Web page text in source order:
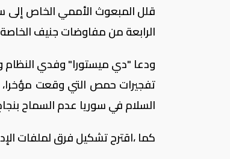
قلل المبعوث الأممي الخاص إلى
الرابعة من مفاوضات جنيف الخاصة
ودعا "دي ميستورا" وفدي
تفجيرات حمص التي وقعت مؤخرا،
السلام في سوريا عدم السماح
كما ،اقترح تشكيل فرق لملفات